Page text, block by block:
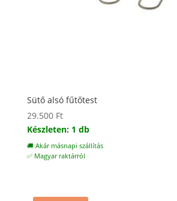
Sütő alsó fűtőtest
29.500 Ft
Készleten: 1 db
🚚 Akár másnapi szállítás
✅ Magyar raktárról